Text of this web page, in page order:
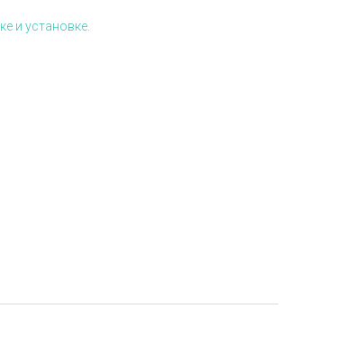
и установке.